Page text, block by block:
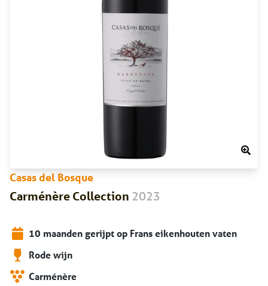
Casas del Bosque
Carménère Collection 2023
10 maanden gerijpt op Frans eikenhouten vaten
Rode wijn
Carménère